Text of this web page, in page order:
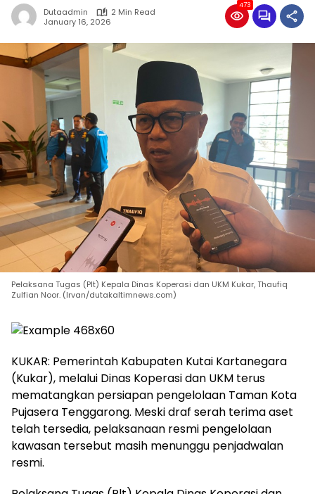
Dutaadmin
2 Min Read
January 16, 2026
473
Pelaksana Tugas (Plt) Kepala Dinas Koperasi dan UKM Kukar, Thaufiq
Zulfian Noor. (Irvan/dutakaltimnews.com)
KUKAR: Pemerintah Kabupaten Kutai Kartanegara
(Kukar), melalui Dinas Koperasi dan UKM terus
mematangkan persiapan pengelolaan Taman Kota
Pujasera Tenggarong. Meski draf serah terima aset
telah tersedia, pelaksanaan resmi pengelolaan
kawasan tersebut masih menunggu penjadwalan
resmi.